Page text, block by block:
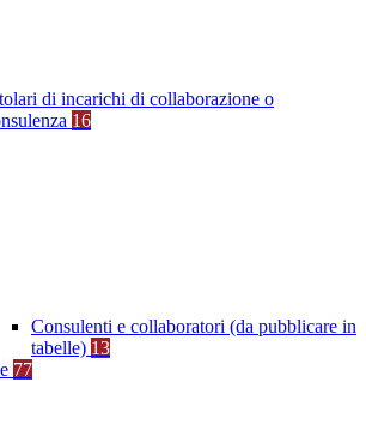
di incarichi di collaborazione o
16
Consulenti e collaboratori (da pubblicare in
tabelle) 13
77